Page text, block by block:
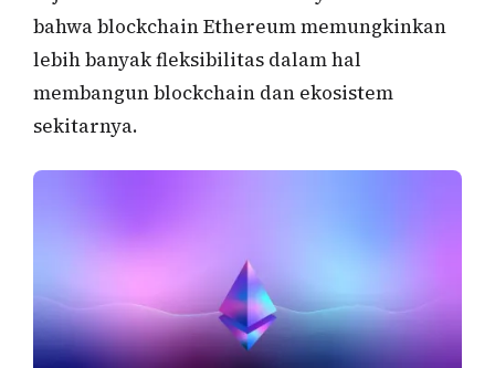
bahwa blockchain Ethereum memungkinkan
lebih banyak fleksibilitas dalam hal
membangun blockchain dan ekosistem
sekitarnya.